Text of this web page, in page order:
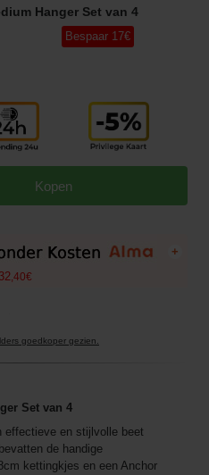
Hanger Set van 4
Bespaar 17€
Kopen
+
32,40€
goedkoper gezien.
Set van 4
effectieve en stijlvolle beet
de handige
kettingkjes en een Anchor